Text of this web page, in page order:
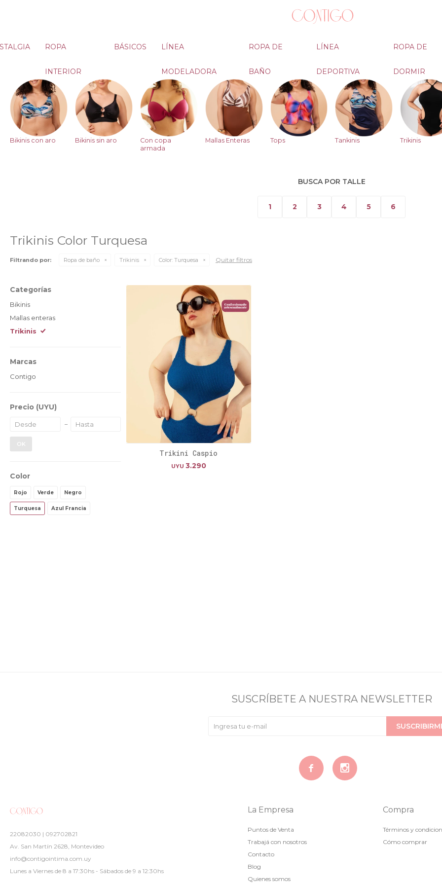
ROPA
INTERIOR
BÁSICOS LÍNEA
MODELADORA
ROPA DE
BAÑO
LÍNEA
DEPORTIVA
ROPA DE
DORMIR
Bikinis con aro Bikinis sin aro
Con copa
armada
Mallas Enteras Tops Tankinis Trikinis
BUSCA POR TALLE
1 2 3 4 5 6
Trikinis Color Turquesa
Filtrando por: Ropa de baño Trikinis Color: Turquesa Quitar filtros
Trikini Caspio
UYU 3.290
Categorías
Bikinis
Mallas enteras
Trikinis
Marcas
Contigo
Precio (UYU)
OK
Color
Rojo Verde Negro
Turquesa Azul Francia
22082030 | 092702821
Av. San Martín 2628, Montevideo
info@contigointima.com.uy
Lunes a Viernes de 8 a 17:30hs - Sábados de 9 a 12:30hs
La Empresa
Puntos de Venta
Trabajá con nosotros
Contacto
Blog
Quienes somos
Compra
Términos y
Cómo comprar
SUSCRÍBETE A NUESTRA NEWSLETTER
 